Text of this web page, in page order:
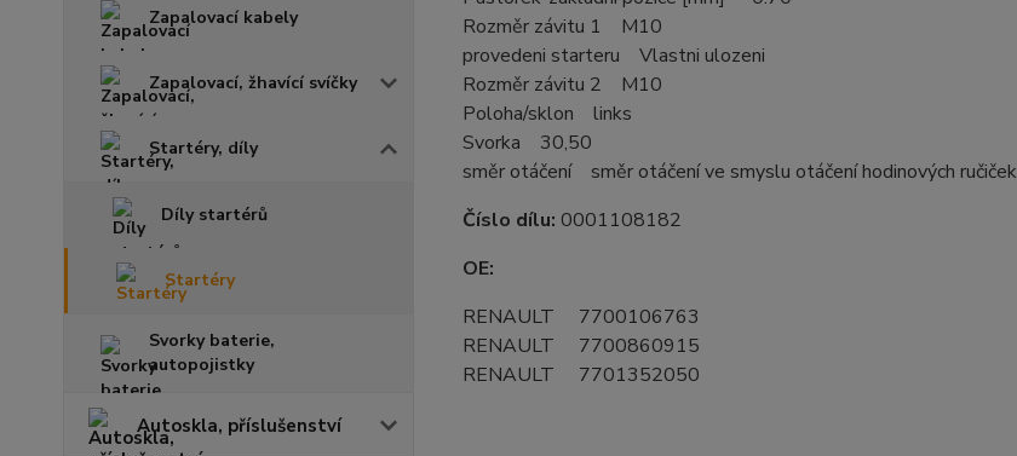
Zapalovací kabely
Zapalovací, žhavící svíčky
Startéry, díly
Díly startérů
Startéry
Svorky baterie,
autopojistky
Autoskla, příslušenství
Rozměr závitu 1 M10
provedeni starteru Vlastni ulozeni
Rozměr závitu 2 M10
Poloha/sklon links
Svorka 30,50
směr otáčení směr otáčení ve smyslu otáčení hodinových ručiček
Číslo dílu: 0001108182
OE:
RENAULT 7700106763
RENAULT 7700860915
RENAULT 7701352050